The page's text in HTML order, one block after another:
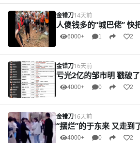
金错刀14天前
人傻钱多的“城巴佬” 快
6000+ 1 2
金错刀16天前
亏光2亿的邹市明 戳破
4000+ 0 2
金错刀16天前
“摆烂”的于东来 又走到
4000+ 0 2